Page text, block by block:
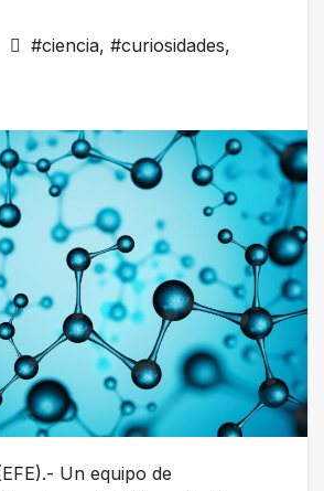
#ciencia, #curiosidades,
Un equipo de